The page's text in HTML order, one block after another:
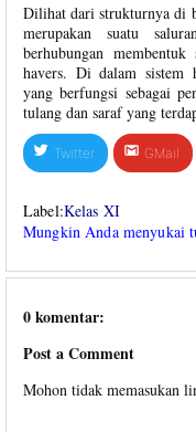
Dilihat dari strukturnya di
merupakan suatu
berhubungan
havers. Di dalam sistem
yang berfungsi sebagai
tulang dan saraf yang
Twitter GMail
Label:Kelas XI
Mungkin Anda menyukai
0 komentar:
Post a Comment
Mohon tidak memasukan